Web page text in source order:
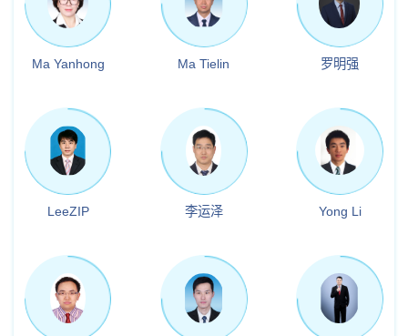
Ma Yanhong Ma Tielin 罗明强
LeeZIP 李运泽 Yong Li